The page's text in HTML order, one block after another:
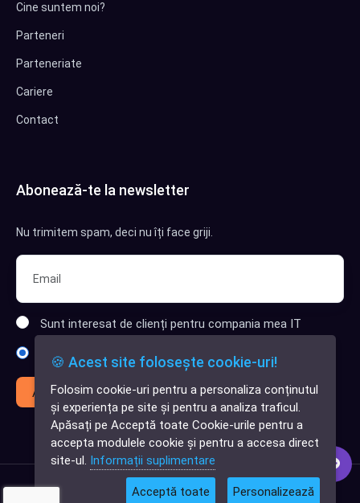
✕
Cauți o aplicație
software?
Cine suntem noi?
Parteneri
Parteneriate
Cariere
Contact
Abonează-te la newsletter
Nu trimitem spam, deci nu îți face griji.
Sunt interesat de clienți pentru compania mea IT
Sunt interesat de achiziții software
Abonează-te
🍪 Acest site folosește cookie-uri!
Folosim cookie-uri pentru a personaliza conținutul
și experiența pe site și pentru a analiza traficul.
Apăsați pe Acceptă toate Cookie-urile pentru a
accepta modulele cookie și pentru a accesa direct
site-ul. Informații suplimentare
Acceptă toate Personalizează